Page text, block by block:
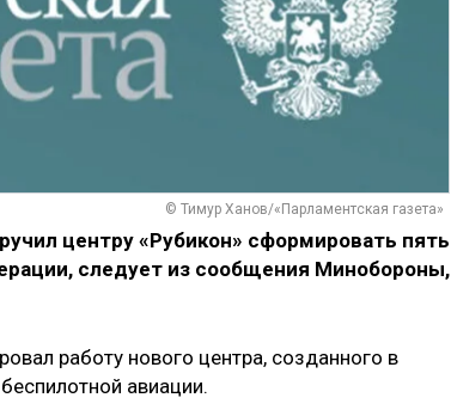
© Тимур Ханов/«Парламентская газета»
центру «Рубикон» сформировать пять
следует из сообщения Минобороны,
работу нового центра, созданного в
авиации.